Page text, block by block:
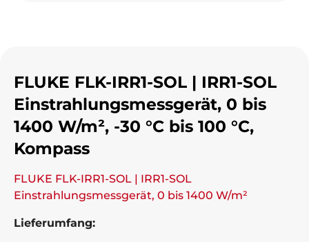
FLUKE FLK-IRR1-SOL | IRR1-SOL
Einstrahlungsmessgerät, 0 bis
1400 W/m², -30 °C bis 100 °C,
Kompass
FLUKE FLK-IRR1-SOL | IRR1-SOL
Einstrahlungsmessgerät, 0 bis 1400 W/m²
Lieferumfang: